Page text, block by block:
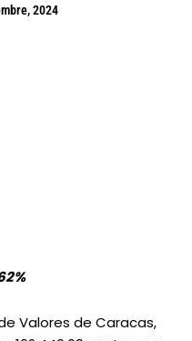
2024
Valores de Caracas,